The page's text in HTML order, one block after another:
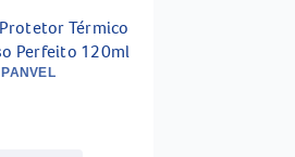
Térmico
Perfeito 120ml
PANVEL